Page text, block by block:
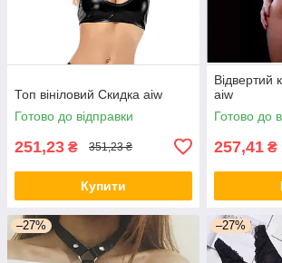
Топ вініловий Скидка aiw
Готово до відправки
251,23 ₴ 351,23 ₴
Купити
Відвертий
aiw
Готово до
257,41 ₴
–27% –27%